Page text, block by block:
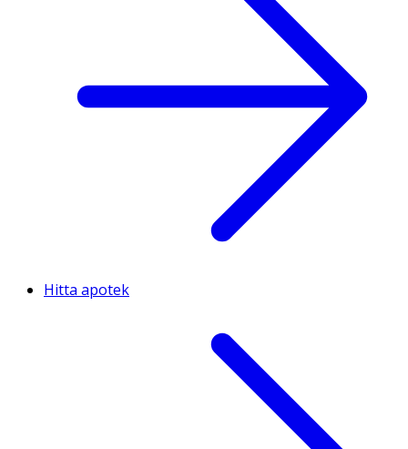
Hitta apotek